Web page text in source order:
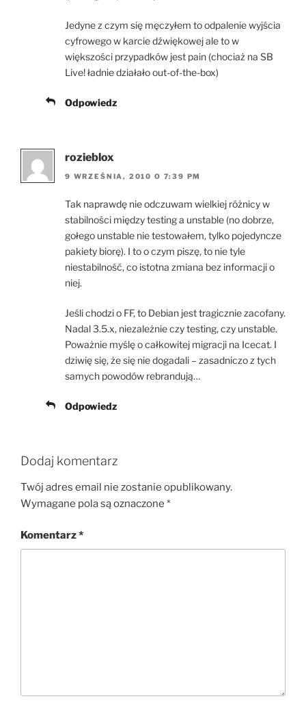
Jedyne z czym się męczyłem to odpalenie wyjścia
cyfrowego w karcie dźwiękowej ale to w
większości przypadków jest pain (chociaż na SB
Live! ładnie działało out-of-the-box)
Odpowiedz
rozieblox
9 WRZEŚNIA, 2010 O 7:39 PM
Tak naprawdę nie odczuwam wielkiej różnicy w
stabilności między testing a unstable (no dobrze,
gołego unstable nie testowałem, tylko pojedyncze
pakiety biorę). I to o czym piszę, to nie tyle
niestabilność, co istotna zmiana bez informacji o
niej.
Jeśli chodzi o FF, to Debian jest tragicznie zacofany.
Nadal 3.5.x, niezależnie czy testing, czy unstable.
Poważnie myślę o całkowitej migracji na Icecat. I
dziwię się, że się nie dogadali – zasadniczo z tych
samych powodów rebrandują…
Odpowiedz
Dodaj komentarz
Twój adres email nie zostanie opublikowany.
Wymagane pola są oznaczone *
Komentarz*